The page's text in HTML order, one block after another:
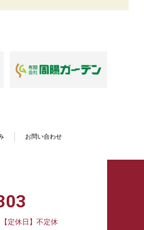
お問い合わせ
【定休日】不定休